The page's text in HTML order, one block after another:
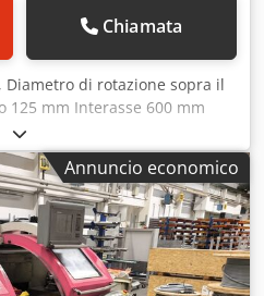
Chiamata
, Diametro di rotazione sopra il
125 mm Interasse 600 mm
giri/min Chedpfx Ajtwpyasb
manuale Vari accessori
Annuncio economico